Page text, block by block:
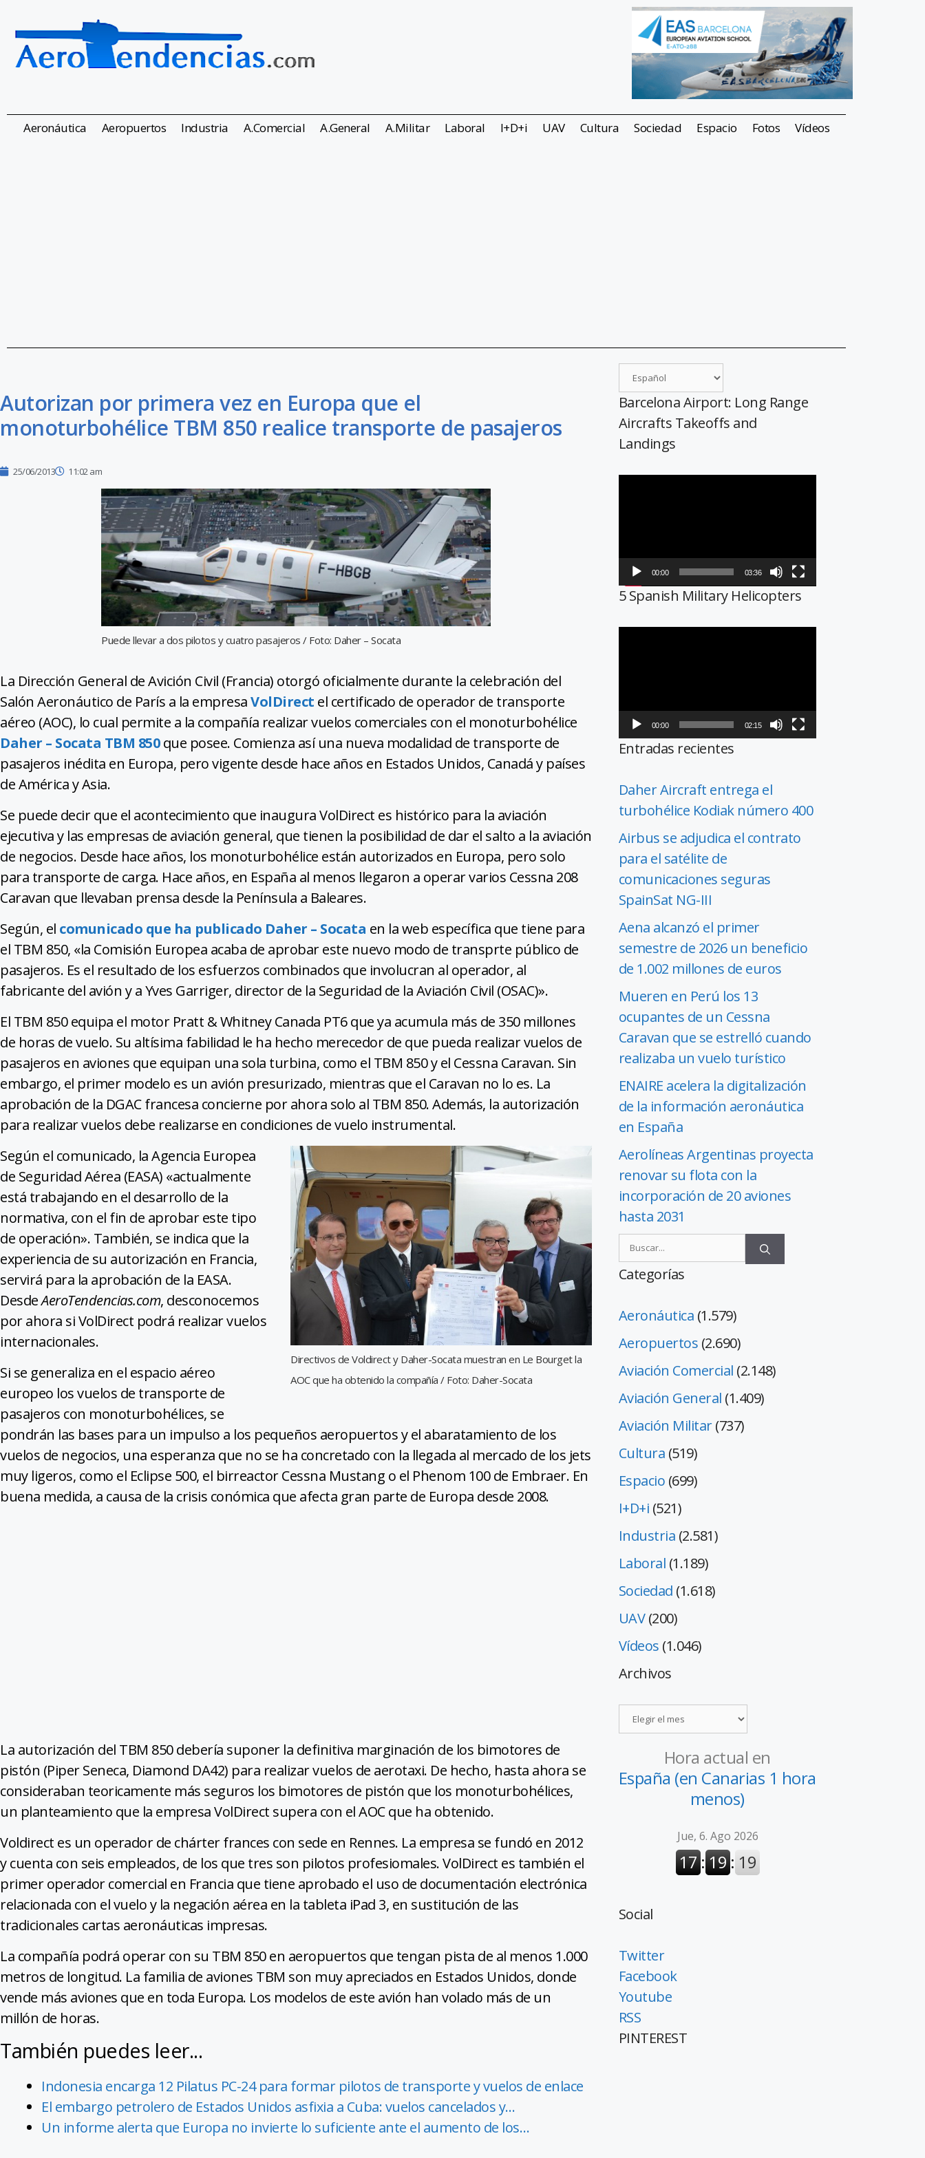
Aeronáutica Aeropuertos Industria A.Comercial A.General A.Militar Laboral I+D+i UAV Cultura Sociedad Espacio Fotos Vídeos
Autorizan por primera vez en Europa que el
monoturbohélice TBM 850 realice transporte de pasajeros
25/06/2013 11:02 am
Puede llevar a dos pilotos y cuatro pasajeros / Foto: Daher – Socata
La Dirección General de Avición Civil (Francia) otorgó oficialmente durante la celebración del
Salón Aeronáutico de París a la empresaVolDirect el certificado de operador de transporte
aéreo (AOC), lo cual permite a la compañía realizar vuelos comerciales con el monoturbohélice
Daher – Socata TBM 850que posee. Comienza así una nueva modalidad de transporte de
pasajeros inédita en Europa, pero vigente desde hace años en Estados Unidos, Canadá y países
de América y Asia.
Se puede decir que el acontecimiento que inaugura VolDirect es histórico para la aviación
ejecutiva y las empresas de aviación general, que tienen la posibilidad de dar el salto a la aviación
de negocios. Desde hace años, los monoturbohélice están autorizados en Europa, pero solo
para transporte de carga. Hace años, en España al menos llegaron a operar varios Cessna 208
Caravan que llevaban prensa desde la Península a Baleares.
Según, el comunicado que ha publicado Daher – Socata en la web específica que tiene para
el TBM 850, «la Comisión Europea acaba de aprobar este nuevo modo de transprte público de
pasajeros. Es el resultado de los esfuerzos combinados que involucran al operador, al
fabricante del avión y a Yves Garriger, director de la Seguridad de la Aviación Civil (OSAC)».
El TBM 850 equipa el motor Pratt & Whitney Canada PT6 que ya acumula más de 350 millones
de horas de vuelo. Su altísima fabilidad le ha hecho merecedor de que pueda realizar vuelos de
pasajeros en aviones que equipan una sola turbina, como el TBM 850 y el Cessna Caravan. Sin
embargo, el primer modelo es un avión presurizado, mientras que el Caravan no lo es. La
aprobación de la DGAC francesa concierne por ahora solo al TBM 850. Además, la autorización
para realizar vuelos debe realizarse en condiciones de vuelo instrumental.
Directivos de Voldirect y Daher-Socata muestran en Le Bourget la
AOC que ha obtenido la compañía / Foto: Daher-Socata
Según el comunicado, la Agencia Europea
de Seguridad Aérea (EASA) «actualmente
está trabajando en el desarrollo de la
normativa, con el fin de aprobar este tipo
de operación». También, se indica que la
experiencia de su autorización en Francia,
servirá para la aprobación de la EASA.
DesdeAeroTendencias.com, desconocemos
por ahora si VolDirect podrá realizar vuelos
internacionales.
Si se generaliza en el espacio aéreo
europeo los vuelos de transporte de
pasajeros con monoturbohélices, se
pondrán las bases para un impulso a los pequeños aeropuertos y el abaratamiento de los
vuelos de negocios, una esperanza que no se ha concretado con la llegada al mercado de los jets
muy ligeros, como el Eclipse 500, el birreactor Cessna Mustang o el Phenom 100 de Embraer. En
buena medida, a causa de la crisis conómica que afecta gran parte de Europa desde 2008.
La autorización del TBM 850 debería suponer la definitiva marginación de los bimotores de
pistón (Piper Seneca, Diamond DA42) para realizar vuelos de aerotaxi. De hecho, hasta ahora se
consideraban teoricamente más seguros los bimotores de pistón que los monoturbohélices,
un planteamiento que la empresa VolDirect supera con el AOC que ha obtenido.
Voldirect es un operador de chárter frances con sede en Rennes. La empresa se fundó en 2012
y cuenta con seis empleados, de los que tres son pilotos profesiomales. VolDirect es también el
primer operador comercial en Francia que tiene aprobado el uso de documentación electrónica
relacionada con el vuelo y la negación aérea en la tableta iPad 3, en sustitución de las
tradicionales cartas aeronáuticas impresas.
La compañía podrá operar con su TBM 850 en aeropuertos que tengan pista de al menos 1.000
metros de longitud. La familia de aviones TBM son muy apreciados en Estados Unidos, donde
vende más aviones que en toda Europa. Los modelos de este avión han volado más de un
millón de horas.
También puedes leer...
Indonesia encarga 12 Pilatus PC-24 para formar pilotos de transporte y vuelos de enlace
El embargo petrolero de Estados Unidos asfixia a Cuba: vuelos cancelados y…
Un informe alerta que Europa no invierte lo suficiente ante el aumento de los…
Barcelona Airport: Long Range
Aircrafts Takeoffs and
Landings
00:00 03:36
5 Spanish Military Helicopters
00:00 02:15
Entradas recientes
Daher Aircraft entrega el
turbohélice Kodiak número 400
Airbus se adjudica el contrato
para el satélite de
comunicaciones seguras
SpainSat NG-III
Aena alcanzó el primer
semestre de 2026 un beneficio
de 1.002 millones de euros
Mueren en Perú los 13
ocupantes de un Cessna
Caravan que se estrelló cuando
realizaba un vuelo turístico
ENAIRE acelera la digitalización
de la información aeronáutica
en España
Aerolíneas Argentinas proyecta
renovar su flota con la
incorporación de 20 aviones
hasta 2031
Categorías
Aeronáutica (1.579)
Aeropuertos (2.690)
Aviación Comercial (2.148)
Aviación General (1.409)
Aviación Militar(737)
Cultura (519)
Espacio (699)
I+D+i (521)
Industria (2.581)
Laboral (1.189)
Sociedad (1.618)
UAV(200)
Vídeos (1.046)
Archivos
Hora actual en
España (en Canarias 1 hora
menos)
Social
Twitter
Facebook
Youtube
RSS
PINTEREST